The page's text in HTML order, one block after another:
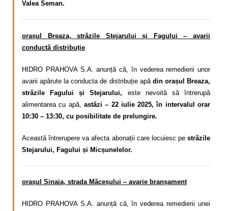
Valea Seman.
orașul Breaza, străzile Stejarului și Fagului – avarii
conductă distribuție
HIDRO PRAHOVA S.A. anunță că, în vederea remedierii unor
avarii apărute la conducta de distribuție apă din orașul Breaza,
străzile Fagului și Stejarului, este nevoită să întrerupă
alimentarea cu apă, astăzi – 22 iulie 2025, în intervalul orar
10:30 – 13:30, cu posibilitate de prelungire.
Această întrerupere va afecta abonații care locuiesc pe străzile
Stejarului, Fagului și Micșunelelor.
orașul Sinaia, strada Măceșului – avarie branșament
HIDRO PRAHOVA S.A. anunță că, în vederea remedierii unei